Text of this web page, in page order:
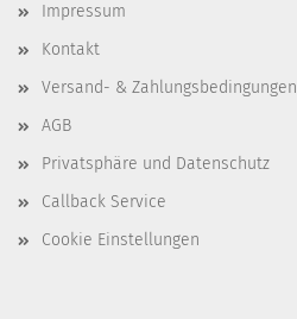
Impressum
Kontakt
Versand- & Zahlungsbedingungen
AGB
Privatsphäre und Datenschutz
Callback Service
Cookie Einstellungen